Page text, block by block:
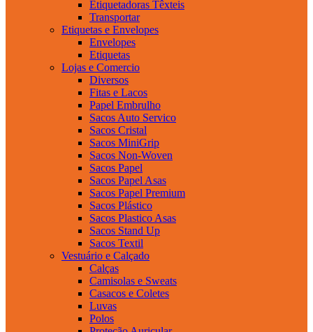
Etiquetadoras Têxteis
Transportar
Etiquetas e Envelopes
Envelopes
Etiquetas
Lojas e Comercio
Diversos
Fitas e Lacos
Papel Embrulho
Sacos Auto Servico
Sacos Cristal
Sacos MiniGrip
Sacos Non-Woven
Sacos Papel
Sacos Papel Asas
Sacos Papel Premium
Sacos Plástico
Sacos Plastico Asas
Sacos Stand Up
Sacos Textil
Vestuário e Calçado
Calças
Camisolas e Sweats
Casacos e Coletes
Luvas
Polos